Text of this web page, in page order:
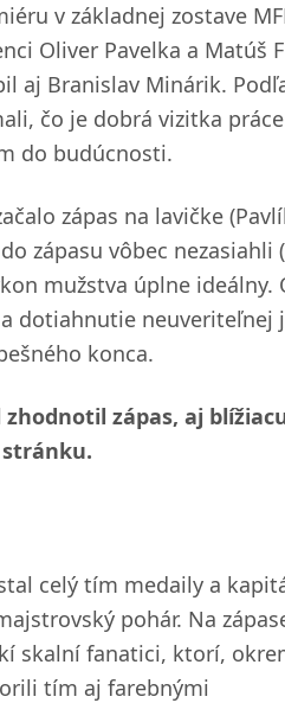
v základnej zostave
Oliver Pavelka a Matúš
aj Branislav Minárik.
čo je dobrá vizitka
do budúcnosti.
zápas na lavičke
zápasu vôbec nezasiahli
mužstva úplne ideálny.
dotiahnutie neuveriteľnej
konca.
zápas, aj
celý tím medaily a
pohár. Na
skalní fanatici, ktorí,
tím aj farebnými